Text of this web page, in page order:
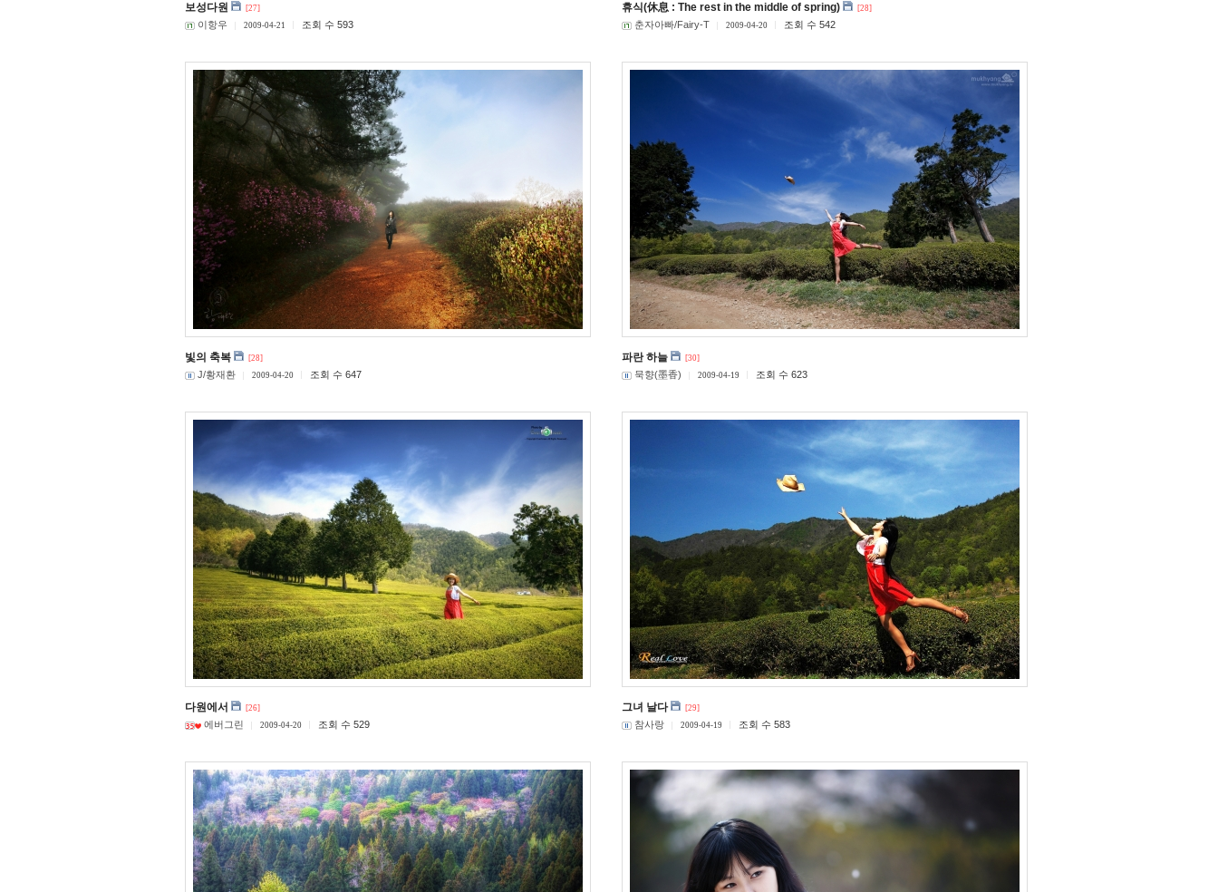
보성다원 [27]
이항우 2009-04-21 조회 수 593
휴식(休息 : The rest in the middle of spring) [28]
춘자아빠/Fairy-T 2009-04-20 조회 수 542
빛의 축복 [28]
J/황재환 2009-04-20 조회 수 647
파란 하늘 [30]
묵향(墨香) 2009-04-19 조회 수 623
다원에서 [26]
에버그린 2009-04-20 조회 수 529
그녀 날다 [29]
참사랑 2009-04-19 조회 수 583